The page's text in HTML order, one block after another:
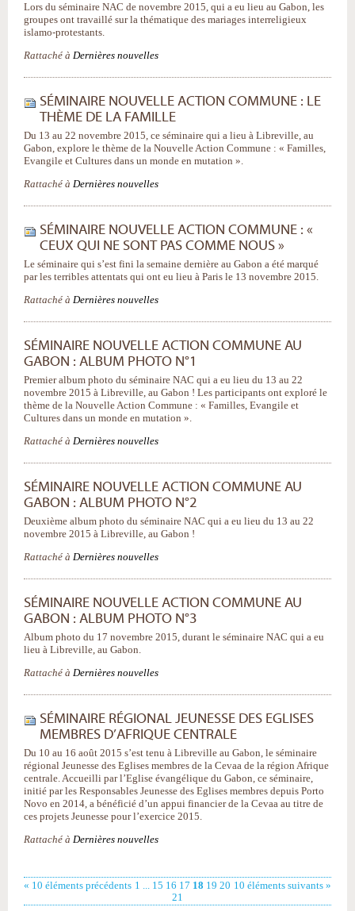
Lors du séminaire NAC de novembre 2015, qui a eu lieu au Gabon, les
groupes ont travaillé sur la thématique des mariages interreligieux
islamo-protestants.
Rattaché à Dernières nouvelles
SÉMINAIRE NOUVELLE ACTION COMMUNE : LE
THÈME DE LA FAMILLE
Du 13 au 22 novembre 2015, ce séminaire qui a lieu à Libreville, au
Gabon, explore le thème de la Nouvelle Action Commune : « Familles,
Evangile et Cultures dans un monde en mutation ».
Rattaché à Dernières nouvelles
SÉMINAIRE NOUVELLE ACTION COMMUNE : «
CEUX QUI NE SONT PAS COMME NOUS »
Le séminaire qui s’est fini la semaine dernière au Gabon a été marqué
par les terribles attentats qui ont eu lieu à Paris le 13 novembre 2015.
Rattaché à Dernières nouvelles
SÉMINAIRE NOUVELLE ACTION COMMUNE AU
GABON : ALBUM PHOTO N°1
Premier album photo du séminaire NAC qui a eu lieu du 13 au 22
novembre 2015 à Libreville, au Gabon ! Les participants ont exploré le
thème de la Nouvelle Action Commune : « Familles, Evangile et
Cultures dans un monde en mutation ».
Rattaché à Dernières nouvelles
SÉMINAIRE NOUVELLE ACTION COMMUNE AU
GABON : ALBUM PHOTO N°2
Deuxième album photo du séminaire NAC qui a eu lieu du 13 au 22
novembre 2015 à Libreville, au Gabon !
Rattaché à Dernières nouvelles
SÉMINAIRE NOUVELLE ACTION COMMUNE AU
GABON : ALBUM PHOTO N°3
Album photo du 17 novembre 2015, durant le séminaire NAC qui a eu
lieu à Libreville, au Gabon.
Rattaché à Dernières nouvelles
SÉMINAIRE RÉGIONAL JEUNESSE DES EGLISES
MEMBRES D’AFRIQUE CENTRALE
Du 10 au 16 août 2015 s’est tenu à Libreville au Gabon, le séminaire
régional Jeunesse des Eglises membres de la Cevaa de la région Afrique
centrale. Accueilli par l’Eglise évangélique du Gabon, ce séminaire,
initié par les Responsables Jeunesse des Eglises membres depuis Porto
Novo en 2014, a bénéficié d’un appui financier de la Cevaa au titre de
ces projets Jeunesse pour l’exercice 2015.
Rattaché à Dernières nouvelles
« 10 éléments précédents 10 éléments suivants »
1 ... 15 16 17 18 19 20
21